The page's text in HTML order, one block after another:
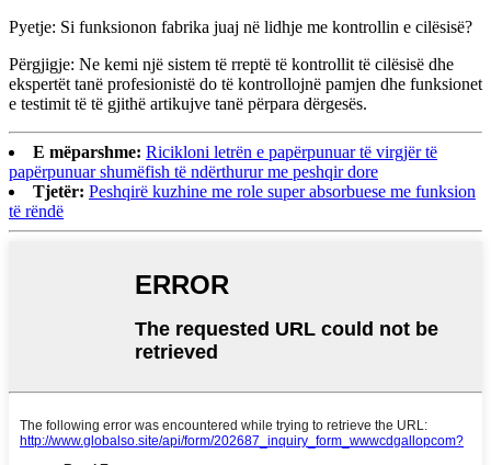
Pyetje: Si funksionon fabrika juaj në lidhje me kontrollin e cilësisë?
Përgjigje: Ne kemi një sistem të rreptë të kontrollit të cilësisë dhe
ekspertët tanë profesionistë do të kontrollojnë pamjen dhe funksionet
e testimit të të gjithë artikujve tanë përpara dërgesës.
E mëparshme: Ricikloni letrën e papërpunuar të virgjër të
papërpunuar shumëfish të ndërthurur me peshqir dore
Tjetër: Peshqirë kuzhine me role super absorbuese me funksion
të rëndë